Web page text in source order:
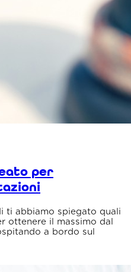
per
ti abbiamo spiegato quali
ottenere il massimo dal
a bordo sul